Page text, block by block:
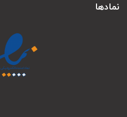
نمادها